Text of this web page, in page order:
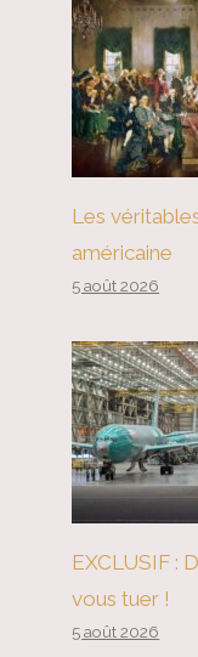
Les
américaine
5 août 2026
EXCLUSIF :
vous tuer !
5 août 2026